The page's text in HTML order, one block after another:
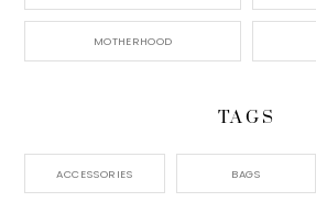
MOTHERHOOD
TAGS
ACCESSORIES BAGS